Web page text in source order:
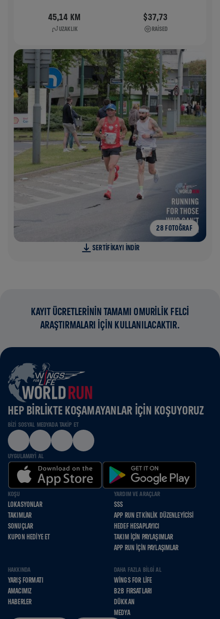
45,14 KM
UZAKLIK
$37,73
RAISED
28 FOTOĞRAF
SERTIFIKAYI INDIR
KAYIT ÜCRETLERİNİN TAMAMI OMURİLİK FELCİ
ARAŞTIRMALARI İÇİN KULLANILACAKTIR.
HEP BIRLIKTE KOŞAMAYANLAR IÇIN KOŞUYORUZ
BIZI SOSYAL MEDYADA TAKIP ET
UYGULAMAYI AL
KOŞU
LOKASYONLAR
TAKIMLAR
SONUÇLAR
KUPON HEDIYE ET
YARDIM VE ARAÇLAR
SSS
APP RUN ETKINLIK DÜZENLEYICISI
HEDEF HESAPLAYICI
TAKIM İÇIN PAYLAŞIMLAR
APP RUN İÇIN PAYLAŞIMLAR
HAKKINDA
YARIŞ FORMATI
AMACIMIZ
HABERLER
DAHA FAZLA BILGI AL
WINGS FOR LIFE
B2B FIRSATLARI
DÜKKAN
MEDYA